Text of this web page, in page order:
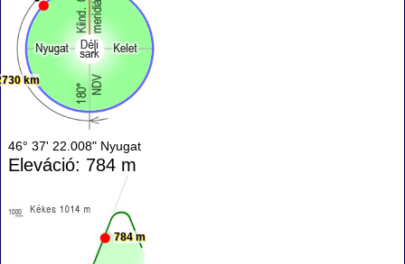
km
46° 37' 22.008" Nyugat
Eleváció: 784 m
784 m